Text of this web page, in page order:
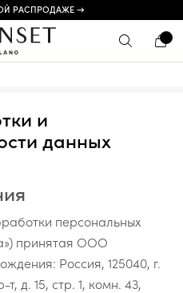
РАСПРОДАЖЕ →
и
данных
персональных
принятая ООО
Россия, 125040, г.
д. 15, стр. 1, комн. 43,